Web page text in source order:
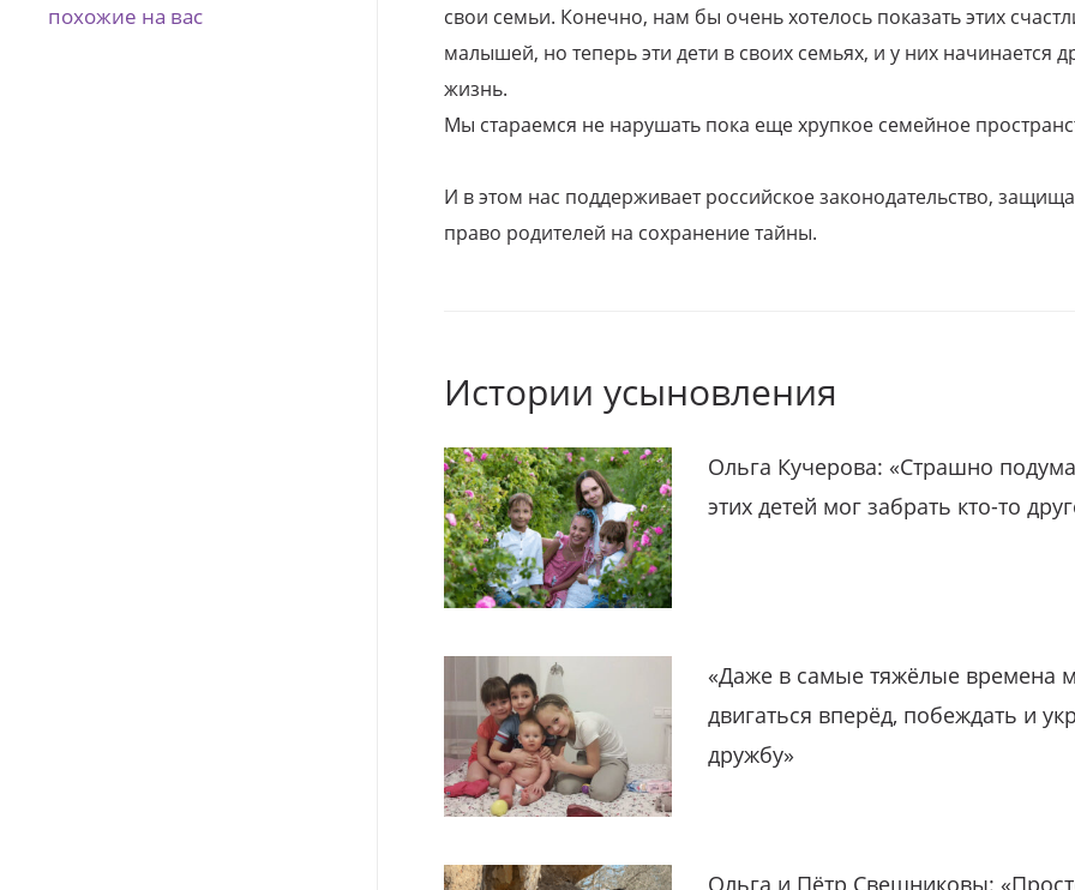
свои семьи. Конечно, нам бы очень хотелось показать этих
малышей, но теперь эти дети в своих семьях, и у них начинается
жизнь.
Мы стараемся не нарушать пока еще хрупкое семейное
И в этом нас поддерживает российское законодательство,
право родителей на сохранение тайны.
Истории усыновления
Ольга Кучерова: «Страшно
этих детей мог забрать кто-то
«Даже в самые тяжёлые времена
двигаться вперёд, побеждать и
дружбу»
Ольга и Пётр Свешниковы: